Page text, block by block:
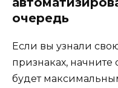
очередь
Если вы узнали
признаках, начните
будет